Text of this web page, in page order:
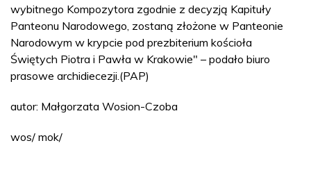
wybitnego Kompozytora zgodnie z decyzją Kapituły
Panteonu Narodowego, zostaną złożone w Panteonie
Narodowym w krypcie pod prezbiterium kościoła
Świętych Piotra i Pawła w Krakowie" – podało biuro
prasowe archidiecezji.(PAP)
autor: Małgorzata Wosion-Czoba
wos/ mok/